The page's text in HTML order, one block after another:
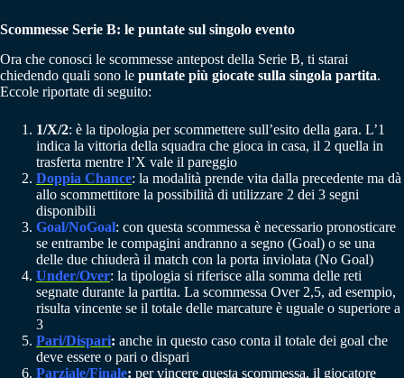
Scommesse Serie B: le puntate sul singolo evento
Ora che conosci le scommesse antepost della Serie B, ti starai
chiedendo quali sono le puntate più giocate sulla singola partita.
Eccole riportate di seguito:
1/X/2: è la tipologia per scommettere sull’esito della gara. L’1
indica la vittoria della squadra che gioca in casa, il 2 quella in
trasferta mentre l’X vale il pareggio
Doppia Chance: la modalità prende vita dalla precedente ma dà
allo scommettitore la possibilità di utilizzare 2 dei 3 segni
disponibili
Goal/NoGoal: con questa scommessa è necessario pronosticare
se entrambe le compagini andranno a segno (Goal) o se una
delle due chiuderà il match con la porta inviolata (No Goal)
Under/Over: la tipologia si riferisce alla somma delle reti
segnate durante la partita. La scommessa Over 2,5, ad esempio,
risulta vincente se il totale delle marcature è uguale o superiore a
3
Pari/Dispari: anche in questo caso conta il totale dei goal che
deve essere o pari o dispari
Parziale/Finale: per vincere questa scommessa, il giocatore